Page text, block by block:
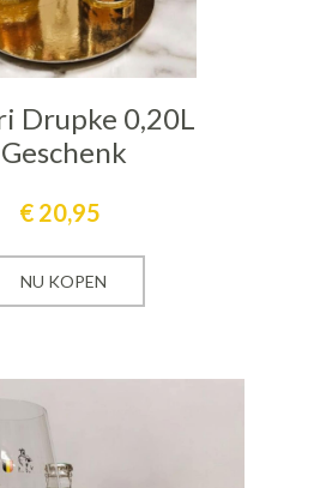
Drupke 0,20L
Geschenk
€ 20,95
NU KOPEN